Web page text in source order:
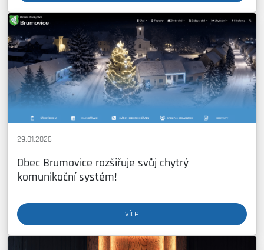
29.01.2026
Obec Brumovice rozšiřuje svůj chytrý
komunikační systém!
více